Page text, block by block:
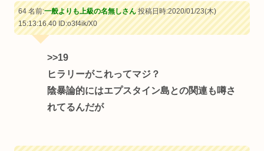
64 名前:一般よりも上級の名無しさん投稿日時:2020/01/23(木)
15:13:16.40ID:o3f4ik/X0
>>19
ヒラリーがこれってマジ？
陰暴論的にはエプスタイン島との関連も噂さ
れてるんだが